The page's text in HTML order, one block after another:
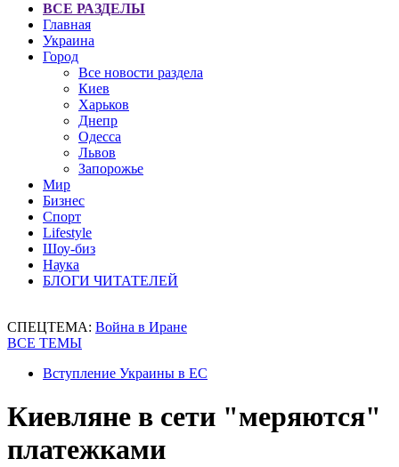
ВСЕ РАЗДЕЛЫ
Главная
Украина
Город
Все новости раздела
Киев
Харьков
Днепр
Одесса
Львов
Запорожье
Мир
Бизнес
Спорт
Lifestyle
Шоу-биз
Наука
БЛОГИ ЧИТАТЕЛЕЙ
СПЕЦТЕМА: Война в Иране
ВСЕ ТЕМЫ
Вступление Украины в ЕС
Киевляне в сети "меряются"
платежками